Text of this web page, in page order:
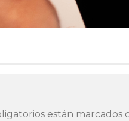
están marcados